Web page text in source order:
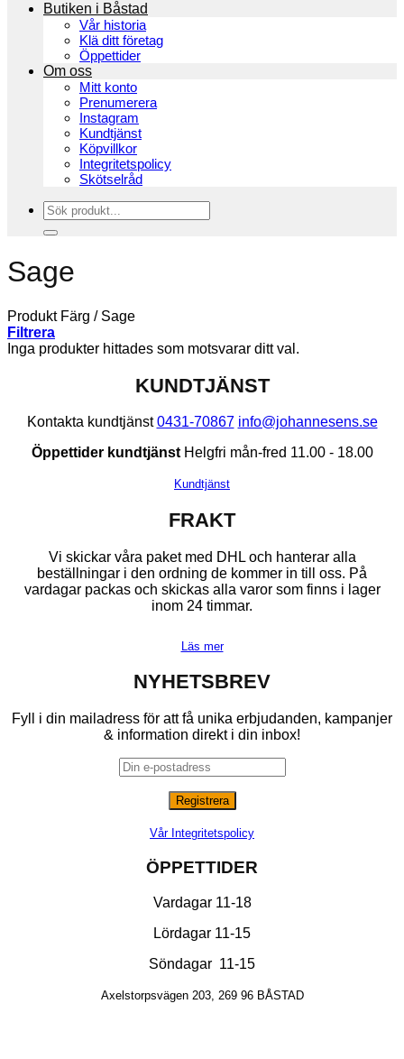
Butiken i Båstad
Vår historia
Klä ditt företag
Öppettider
Om oss
Mitt konto
Prenumerera
Instagram
Kundtjänst
Köpvillkor
Integritetspolicy
Skötselråd
Sök
efter:
Sage
Produkt Färg /Sage
Filtrera
Inga produkter hittades som motsvarar ditt val.
KUNDTJÄNST
Kontakta kundtjänst0431-70867 info@johannesens.se
Öppettider kundtjänstHelgfri mån-fred 11.00 - 18.00
Kundtjänst
FRAKT
Vi skickar våra paket med DHL och hanterar alla
beställningar i den ordning de kommer in till oss. På
vardagar packas och skickas alla varor som finns i lager
inom 24 timmar.
Läs mer
NYHETSBREV
Fyll i din mailadress för att få unika erbjudanden, kampanjer
& information direkt i din inbox!
Vår Integritetspolicy
ÖPPETTIDER
Vardagar 11-18
Lördagar 11-15
Söndagar 11-15
Axelstorpsvägen 203, 269 96 BÅSTAD